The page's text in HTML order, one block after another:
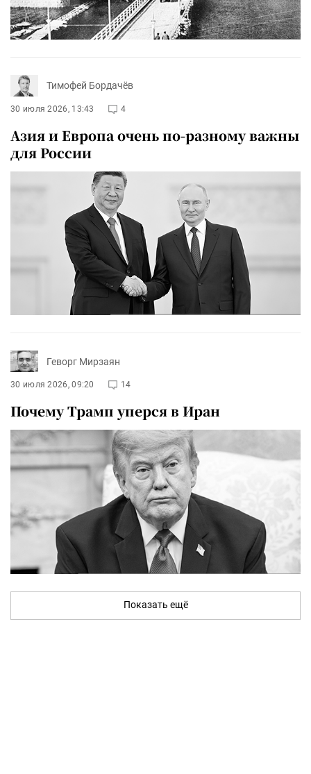
Тимофей Бордачёв
30 июля 2026, 13:43 4
Азия и Европа очень по-разному важны
для России
Геворг Мирзаян
30 июля 2026, 09:20 14
Почему Трамп уперся в Иран
Показать ещё